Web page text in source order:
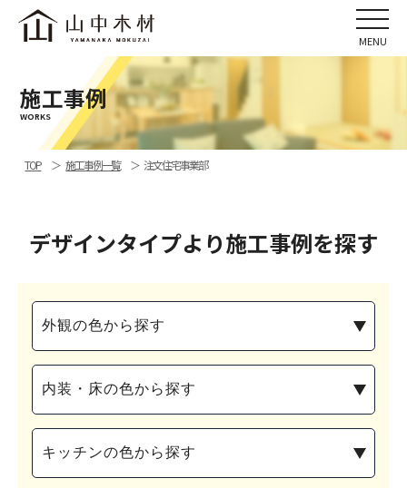
施工事例
WORKS
TOP 施工事例一覧 注文住宅事業部
デザインタイプより施工事例を探す